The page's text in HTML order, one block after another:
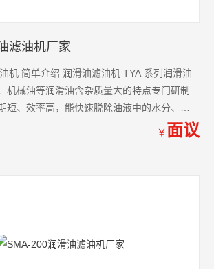
滤油机厂家
机 简单介绍 润滑油滤油机 TYA 系列润滑油
机械油等润滑油含杂质量大的特点专门研制
短、效率高，能快速脱除油液中的水分、气
如酒精、汽油、氨气等）。
￥ 面议